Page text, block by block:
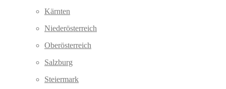
Kärnten
Niederösterreich
Oberösterreich
Salzburg
Steiermark